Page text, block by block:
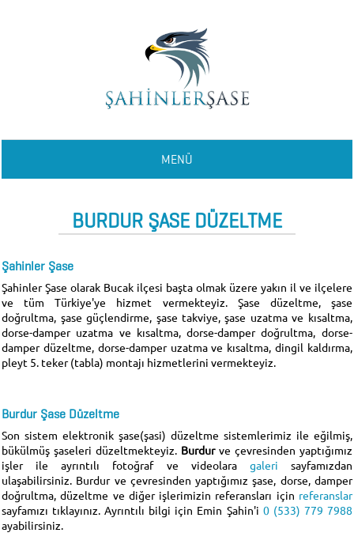
MENÜ
BURDUR ŞASE DÜZELTME
Şahinler Şase
Şahinler Şase olarak Bucak ilçesi başta olmak üzere yakın il ve ilçelere
ve tüm Türkiye'ye hizmet vermekteyiz. Şase düzeltme, şase
doğrultma, şase güçlendirme, şase takviye, şase uzatma ve kısaltma,
dorse-damper uzatma ve kısaltma, dorse-damper doğrultma, dorse-
damper düzeltme, dorse-damper uzatma ve kısaltma, dingil kaldırma,
pleyt 5. teker (tabla) montajı hizmetlerini vermekteyiz.
Burdur Şase Düzeltme
Son sistem elektronik şase(şasi) düzeltme sistemlerimiz ile eğilmiş,
bükülmüş şaseleri düzeltmekteyiz. Burdurve çevresinden yaptığımız
işler ile ayrıntılı fotoğraf ve videolara galeri sayfamızdan
ulaşabilirsiniz. Burdurve çevresinden yaptığımız şase, dorse, damper
doğrultma, düzeltme ve diğer işlerimizin referansları için referanslar
sayfamızı tıklayınız. Ayrıntılı bilgi için Emin Şahin'i 0 (533) 779 7988
ayabilirsiniz.